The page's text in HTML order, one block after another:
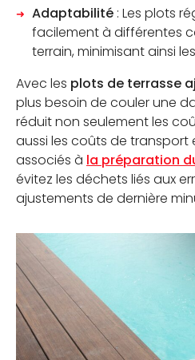
Adaptabilité : Les plots
facilement à différentes
terrain, minimisant ainsi
Avec les plots de terrasse
plus besoin de couler une
réduit non seulement les
aussi les coûts de
associés à la préparation
évitez les déchets liés aux
ajustements de dernière